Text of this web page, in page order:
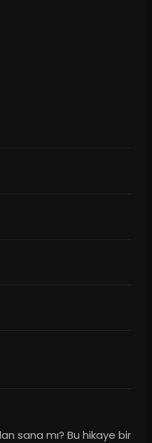
sana mı? Bu hikaye bir